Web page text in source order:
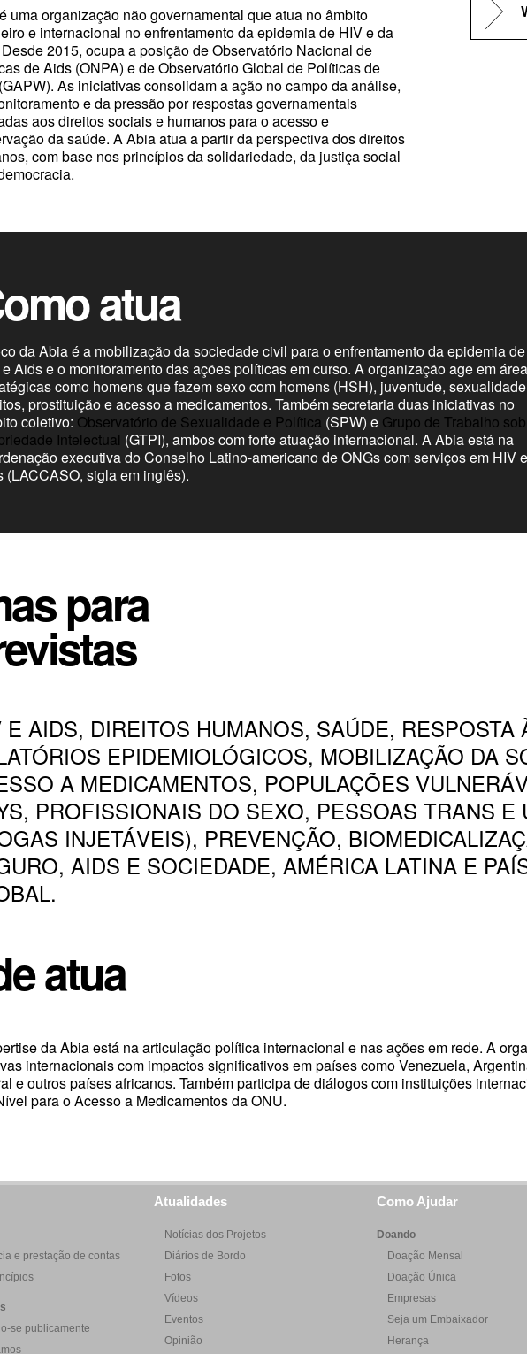
uma organização não governamental que atua no âmbito
e internacional no enfrentamento da epidemia de HIV e da
2015, ocupa a posição deObservatório Nacional de
de Aids (ONPA) e de Observatório Global de Políticas de
(GAPW). As iniciativas consolidam a ação no campo da análise,
e da pressão por respostas governamentais
aos direitos sociais e humanos para o acesso e
da saúde. A Abia atua a partir da perspectiva dos direitos
com base nos princípios da solidariedade, da justiça social
atua
da Abia é a mobilização da sociedade civil para o enfrentamento da epidemia de
Aids e o monitoramento das ações políticas em curso. A organização age em
como homens que fazem sexo com homens (HSH), juventude,
prostituição e acesso a medicamentos. Também secretaria duas iniciativas no
coletivo: Observatório de Sexualidade e Política (SPW) e Grupo de Trabalho
Intelectual (GTPI), ambos com forte atuação internacional. A Abia está na
executiva do Conselho Latino-americano de ONGs com serviços em HIV e
(LACCASO, sigla em inglês).
para
E AIDS, DIREITOS HUMANOS, SAÚDE, RESPOSTA
EPIDEMIOLÓGICOS, MOBILIZAÇÃO DA
A MEDICAMENTOS, POPULAÇÕES
PROFISSIONAIS DO SEXO, PESSOAS TRANS E
INJETÁVEIS), PREVENÇÃO,
AIDS E SOCIEDADE, AMÉRICA LATINA E
atua
da Abia está na articulação política internacional e nas ações em rede. A
internacionais com impactos significativos em países como Venezuela,
e outros países africanos. Também participa de diálogos com instituições
para o Acesso a Medicamentos da ONU.
e prestação de contas
se publicamente
Atualidades
Notícias dos Projetos
Diários de Bordo
Fotos
Vídeos
Eventos
Opinião
Como Ajudar
Doando
Doação Mensal
Doação Única
Empresas
Seja um Embaixador
Herança